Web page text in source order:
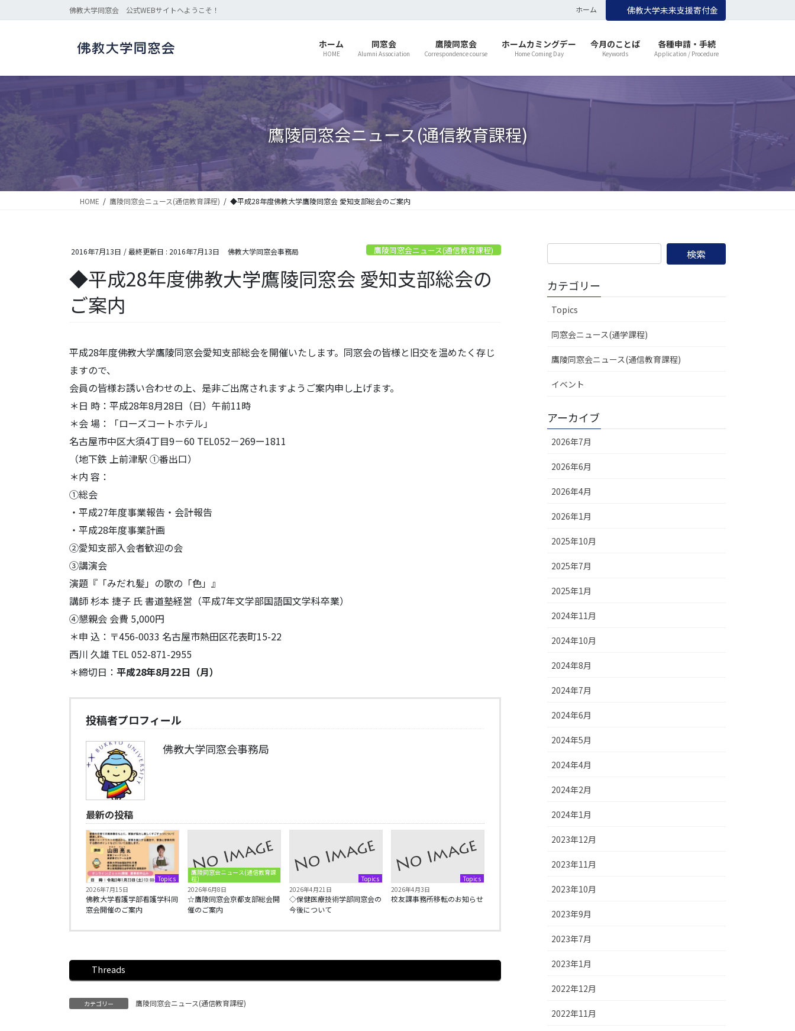
ン
に
ビ
ョ
移
動
佛教大学同窓会 公式WEBサイトへようこそ！ ホーム 佛教大学未来支援寄付金
ホーム
HOME
同窓会
Alumni Association
鷹陵同窓会
Correspondence course
ホームカミングデー
Home Coming Day
今月のことば
Keywords
各種申請・手続
Application / Procedure
鷹陵同窓会ニュース(通信教育課程)
HOME 鷹陵同窓会ニュース(通信教育課程) ◆平成28年度佛教大学鷹陵同窓会 愛知支部総会のご案内
2016年7月13日 / 最終更新日 : 2016年7月13日 佛教大学同窓会事務局 鷹陵同窓会ニュース(通信教育課程)
◆平成28年度佛教大学鷹陵同窓会 愛知支部総会の
ご案内
平成28年度佛教大学鷹陵同窓会愛知支部総会を開催いたします。同窓会の皆様と旧交を温めたく存じ
ますので、
会員の皆様お誘い合わせの上、是非ご出席されますようご案内申し上げます。
＊日 時：平成28年8月28日（日）午前11時
＊会 場：「ローズコートホテル」
名古屋市中区大須4丁目9－60 TEL052－269ー1811
（地下鉄 上前津駅 ①番出口）
＊内 容：
①総会
・平成27年度事業報告・会計報告
・平成28年度事業計画
②愛知支部入会者歓迎の会
③講演会
演題『「みだれ髪」の歌の「色」』
講師 杉本 捷子 氏 書道塾経営（平成7年文学部国語国文学科卒業）
④懇親会 会費 5,000円
＊申 込：〒456-0033 名古屋市熱田区花表町15-22
西川 久雄 TEL 052-871-2955
＊締切日： 平成28年8月22日（月）
投稿者プロフィール
佛教大学同窓会事務局
最新の投稿
Topics
2026年7月15日
佛教大学看護学部看護学科同
窓会開催のご案内
鷹陵同窓会ニュース(通信教育課
程)
2026年6月8日
☆鷹陵同窓会京都支部総会開
催のご案内
Topics
2026年4月21日
◇保健医療技術学部同窓会の
今後について
Topics
2026年4月3日
校友課事務所移転のお知らせ
Threads
カテゴリー 鷹陵同窓会ニュース(通信教育課程)
カテゴリー
Topics
同窓会ニュース(通学課程)
鷹陵同窓会ニュース(通信教育課程)
イベント
アーカイブ
2026年7月
2026年6月
2026年4月
2026年1月
2025年10月
2025年7月
2025年1月
2024年11月
2024年10月
2024年8月
2024年7月
2024年6月
2024年5月
2024年4月
2024年2月
2024年1月
2023年12月
2023年11月
2023年10月
2023年9月
2023年7月
2023年1月
2022年12月
2022年11月